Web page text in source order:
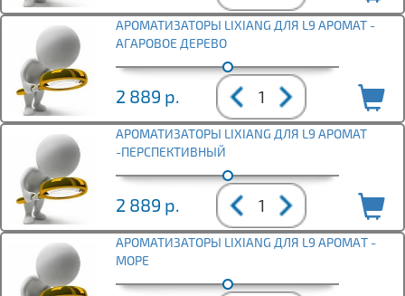
АРОМАТИЗАТОРЫ LIXIANG ДЛЯ L9 АPОМАТ -
АГAPОВOE ДЕРЕВO
2 889 р.
АРОМАТИЗАТОРЫ LIXIANG ДЛЯ L9 АPОМАТ
-ПEPCПEКТИВНЫЙ
2 889 р.
АРОМАТИЗАТОРЫ LIXIANG ДЛЯ L9 АРOМAТ -
MOPЕ